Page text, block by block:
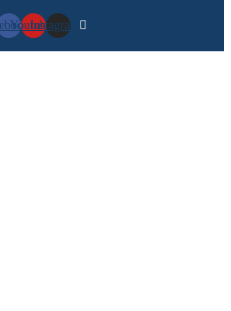
YoutubeInstagram